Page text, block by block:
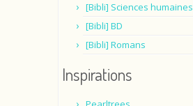
[Bibli] Sciences humaines
[Bibli] BD
[Bibli] Romans
Inspirations